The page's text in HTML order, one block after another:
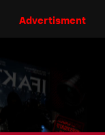
Advertisment